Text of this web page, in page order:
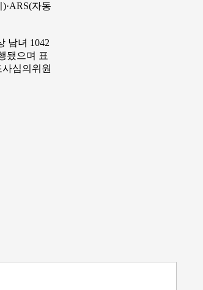
자동
남녀 1042
됐으며 표
심의위원